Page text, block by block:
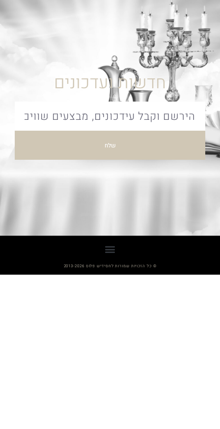
חדשות ועדכונים
שלח
© כל הזכויות שמורות לחסידיש פלוס 2013-2026